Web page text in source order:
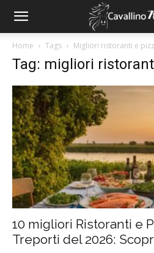
Home Tags Migliori ristoranti e
Tag: migliori
10 migliori Ristoranti e
Treporti del 2026: